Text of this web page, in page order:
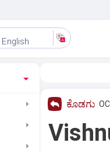
English
ಕೊಡಗು